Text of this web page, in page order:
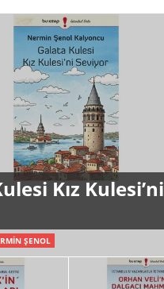
Kız Kulesi’ni
ŞENOL